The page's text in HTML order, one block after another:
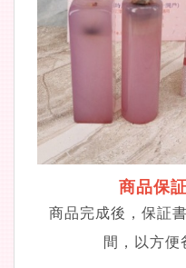
商品保
商品完成後，保証
間，以方便